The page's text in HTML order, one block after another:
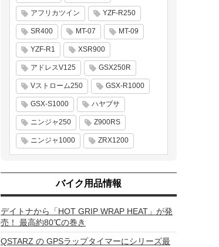
アフリカツイン YZF-R250
SR400 MT-07 MT-09
YZF-R1 XSR900
アドレスV125 GSX250R
Vストローム250 GSX-R1000
GSX-S1000 ハヤブサ
ニンジャ250 Z900RS
ニンジャ1000 ZRX1200
バイク用品情報
デイトナから「HOT GRIP WRAP HEAT」が発
売！ 最高約80℃の巻き
QSTARZ の GPSラップタイマーにシリーズ最